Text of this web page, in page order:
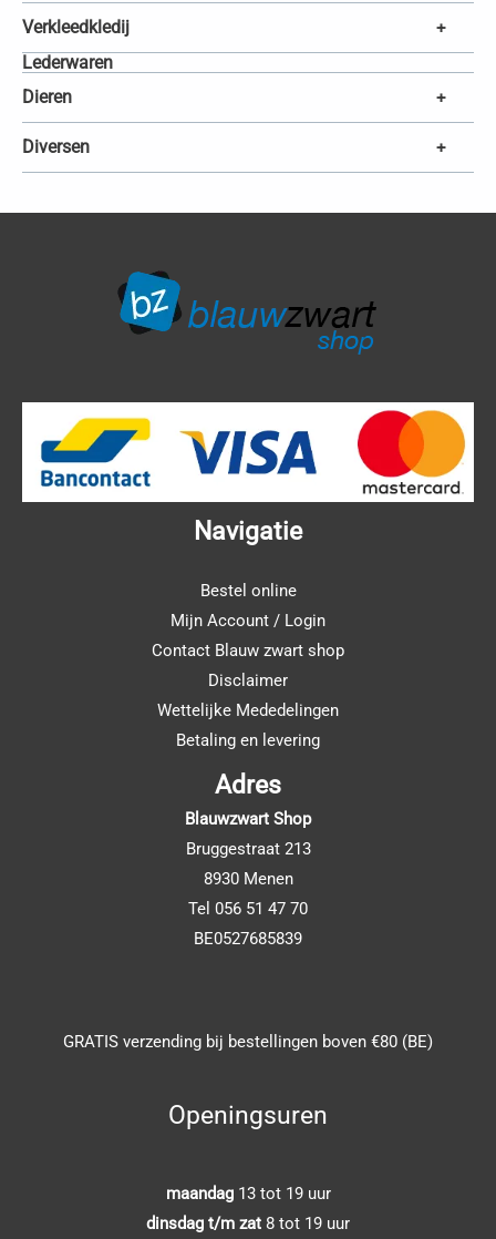
Verkleedkledij +
Lederwaren
Dieren
+
Diversen +
Navigatie
Bestel online
Mijn Account / Login
Contact Blauw zwart shop
Disclaimer
Wettelijke Mededelingen
Betaling en levering
Adres
Blauwzwart Shop
Bruggestraat 213
8930 Menen
Tel 056 51 47 70
BE0527685839
GRATIS verzending bij bestellingen boven €80 (BE)
Openingsuren
maandag 13 tot 19 uur
dinsdag t/m zat 8 tot 19 uur